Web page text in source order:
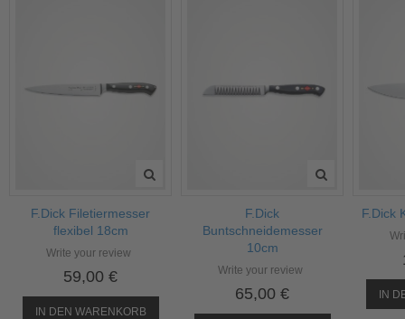
F.Dick Filetiermesser
flexibel 18cm
Write your review
59,00 €
IN DEN WARENKORB
F.Dick
Buntschneidemesser
10cm
Write your review
65,00 €
F.Dick
IN